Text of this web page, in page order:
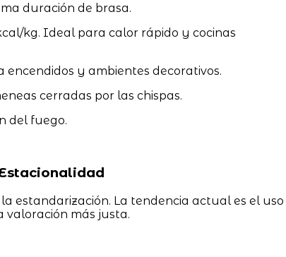
duración de brasa.
kg. Ideal para calor rápido y cocinas
y ambientes decorativos.
cerradas por las chispas.
del fuego.
estandarización. La tendencia actual es el uso
valoración más justa.